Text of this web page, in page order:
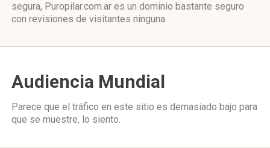
segura, Puropilar.com.ar es un dominio bastante seguro
con revisiones de visitantes ninguna.
Audiencia Mundial
Parece que el tráfico en este sitio es demasiado bajo para
que se muestre, lo siento.